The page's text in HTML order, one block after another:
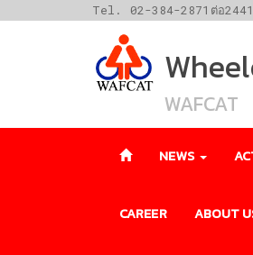
Tel. 02-384-2871ต่อ
WAFCAT
NEWS
CAREER ABOUT